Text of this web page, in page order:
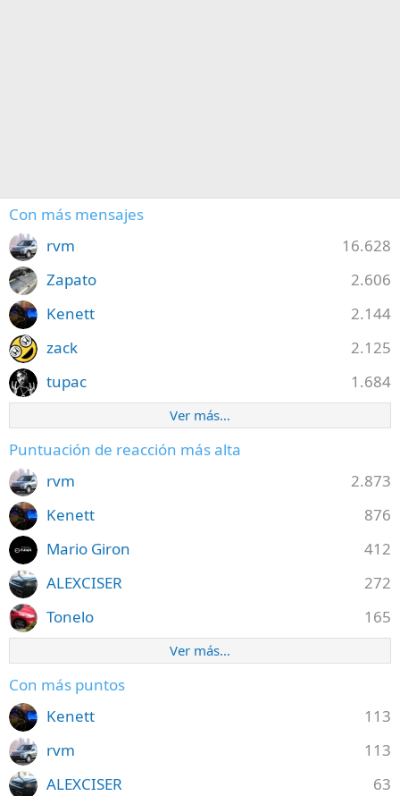
Con más mensajes
16.628
rvm
2.606
Zapato
2.144
Kenett
2.125
zack
1.684
tupac
Ver más…
Puntuación de reacción más alta
2.873
rvm
876
Kenett
412
Mario Giron
272
ALEXCISER
165
Tonelo
Ver más…
Con más puntos
113
Kenett
113
rvm
63
ALEXCISER